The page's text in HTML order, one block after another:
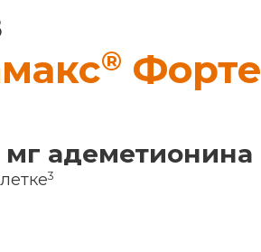
® Форте
мг адеметионина
3